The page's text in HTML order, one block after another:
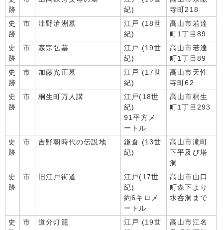
跡
紀)
寺町218
史
跡
市 津野滄洲墓
江戸 (18世
紀)
高山市若達
町1丁目89
史
跡
市 森宗弘墓
江戸 (19世
紀)
高山市若達
町1丁目89
史
跡
市 加藤光正墓
江戸 (17世
紀)
高山市天性
寺町62
史
跡
市 桐生町万人講
江戸(18世
紀)
91平方メ
ートル
高山市桐生
町1丁目293
史
跡
市 吉野朝時代の伝説地
鎌倉 (13世
紀)
高山市滝町
下平及び塔
洞
史
跡
市 旧江戸街道
江戸(17世
紀)
約6キロメ
ートル
高山市山口
町森下より
水呑洞まで
史
市 道分灯籠
江戸 (19世
高山市江名